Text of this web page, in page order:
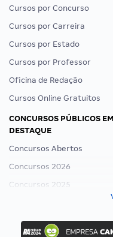
Cursos por Concurso
Cursos por Carreira
Cursos por Estado
Cursos por Professor
Oficina de Redação
Cursos Online Gratuitos
CONCURSOS PÚBLICOS EM
DESTAQUE
Concursos Abertos
Concursos 2026
Concursos 2025
Concurso Ibama